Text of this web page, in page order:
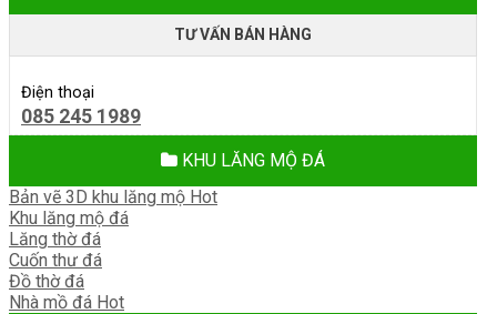
TƯ VẤN BÁN HÀNG
Điện thoại
085 245 1989
KHU LĂNG MỘ ĐÁ
Bản vẽ 3D khu lăng mộ
Khu lăng mộ đá
Lăng thờ đá
Cuốn thư đá
Đồ thờ đá
Nhà mồ đá